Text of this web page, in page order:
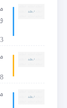
13 ذو
18 ذو